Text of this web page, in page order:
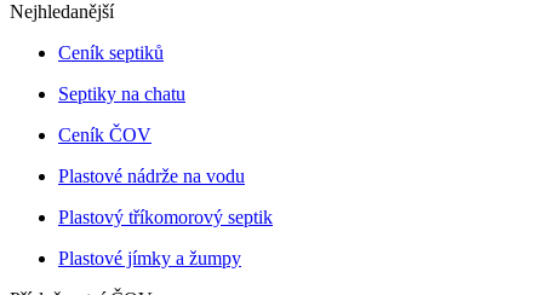
Nejhledanější
Ceník septiků
Septiky na chatu
Ceník ČOV
Plastové nádrže na vodu
Plastový tříkomorový septik
Plastové jímky a žumpy